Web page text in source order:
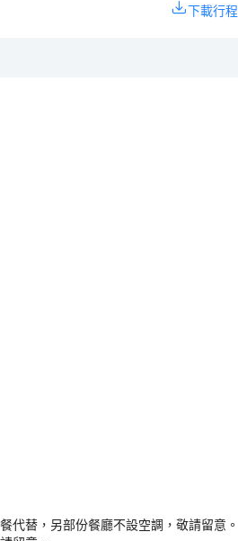
下載行程
代替，另部份餐廳不設空調，敬請留意。